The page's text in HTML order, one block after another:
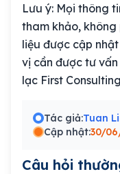
Lưu ý: Mọi thông
tham khảo,
liệu được cập
vị cần được tư
lạc First
Tác giả:Tuan
Cập nhật:30/
Câu hỏi